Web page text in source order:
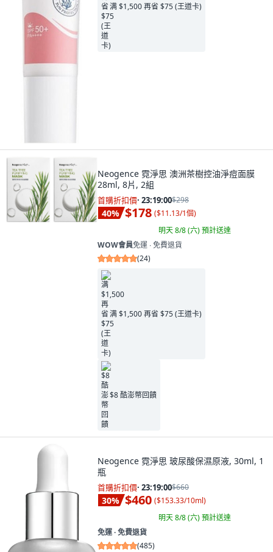
满 $1,500 再省 $75 (王道卡)
Neogence 霓淨思 澳洲茶樹控油淨痘面膜
28ml, 8片, 2組
首購折扣價· 23:18:58$298
40% $178 ($11.13/1個)
明天 8/8 (六)預計送達
WOW會員免運 ∙ 免費退貨
(24)
满 $1,500 再省 $75 (王道卡)
$8 酷澎幣回饋
Neogence 霓淨思 玻尿酸保濕原液, 30ml, 1
瓶
首購折扣價· 23:18:58$660
30% $460 ($153.33/10ml)
明天 8/8 (六)預計送達
免運 ∙ 免費退貨
(485)